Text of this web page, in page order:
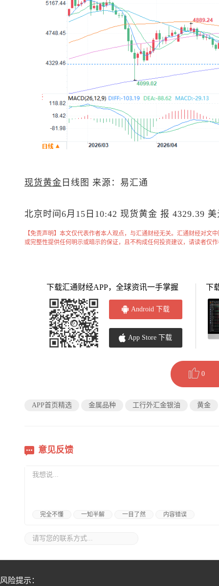
现货黄金 日线图 来源：易汇通
北京时间6月15日10:42 现货黄金 报 4329.39
【免责声明】本文仅代表作者本人观点，与汇通财经无关。汇通财经对文
或完整性提供任何明示或暗示的保证，且不构成任何投资建议，请读者仅
下载汇通财经APP，全球资讯一手掌握
Android 下载
App Store 下载
下
0
APP首页精选 金属品种 工行外汇金银油 黄金
意见反馈
完全不懂 一知半解 一目了然 内容错误
风险提示：